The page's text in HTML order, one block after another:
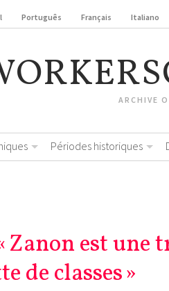
Português Français Italiano
ARCHIVE
Périodes historiques
est une
de classes »